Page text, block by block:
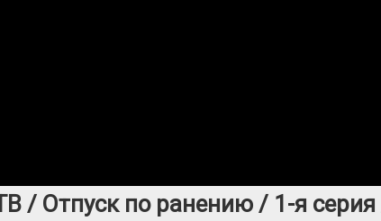
/ Отпуск по ранению / 1-я